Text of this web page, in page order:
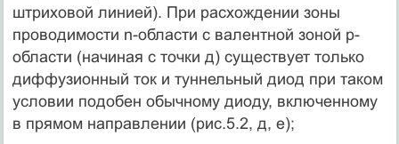
штриховой линией). При расхождении зоны
проводимости n-области с валентной зоной р-
области (начиная с точки д) существует только
диффузионный ток и туннельный диод при таком
условии подобен обычному диоду, включенному
в прямом направлении (рис.5.2, д, е);